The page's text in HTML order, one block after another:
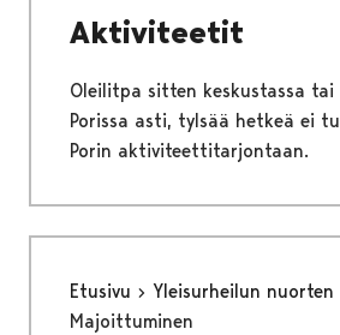
Aktiviteetit
Oleilitpa sitten keskustassa
Porissa asti, tylsää hetkeä ei
Porin aktiviteettitarjontaan.
Etusivu
Yleisurheilun nuorten
Majoittuminen